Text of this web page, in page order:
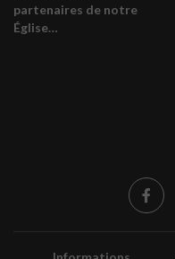
partenaires de notre
Église…